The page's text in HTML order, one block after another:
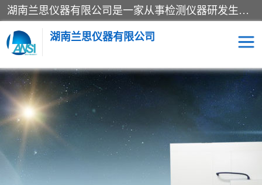
湖南兰思仪器有限公司是一家从事检测仪器研发生产销售和维修保养服务的综合型企业，产品符合国际标准可按需定制专业售前售后工程师，主要有门窗性能体验箱、门窗隔音展示箱、恒温恒湿试验箱、步入式恒温恒湿房、高低温试验箱、老化试验箱、老化试验房、恒温恒湿培养箱、水泥标准养护试验箱、电热鼓风干燥试验箱、真空干燥箱、工业烤箱、盐雾腐蚀试验箱等。
湖南兰思仪器有限公司
老化房 恒温恒湿试验箱
工业烘箱 门窗体验箱